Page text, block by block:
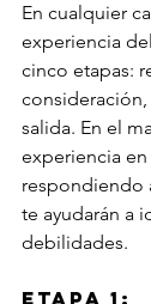
En cualquier
experiencia
cinco etapas:
salida. En el
experiencia en
respondiendo
te ayudarán a
debilidades.
Etapa 1: